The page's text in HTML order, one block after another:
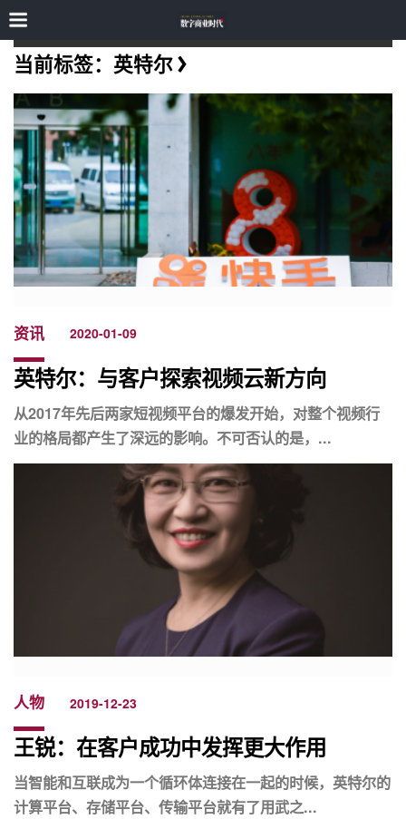
当前标签：英特尔
资讯 2020-01-09
英特尔：与客户探索视频云新方向
从2017年先后两家短视频平台的爆发开始，对整个视频行
业的格局都产生了深远的影响。不可否认的是，...
人物 2019-12-23
王锐：在客户成功中发挥更大作用
当智能和互联成为一个循环体连接在一起的时候，英特尔的
计算平台、存储平台、传输平台就有了用武之...